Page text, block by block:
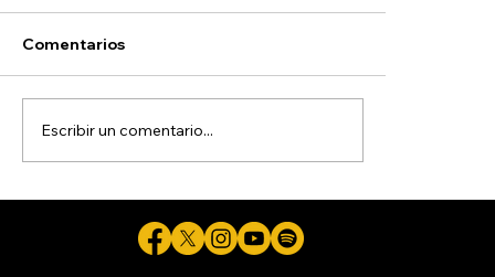
tecnología de respuesta de audiencia:
Comentarios
Escribir un comentario...